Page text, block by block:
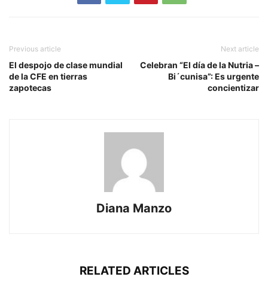
Previous article
El despojo de clase mundial
de la CFE en tierras
zapotecas
Next article
Celebran “El día de la Nutria –
Bi´cunisa”: Es urgente
concientizar
Diana Manzo
RELATED ARTICLES